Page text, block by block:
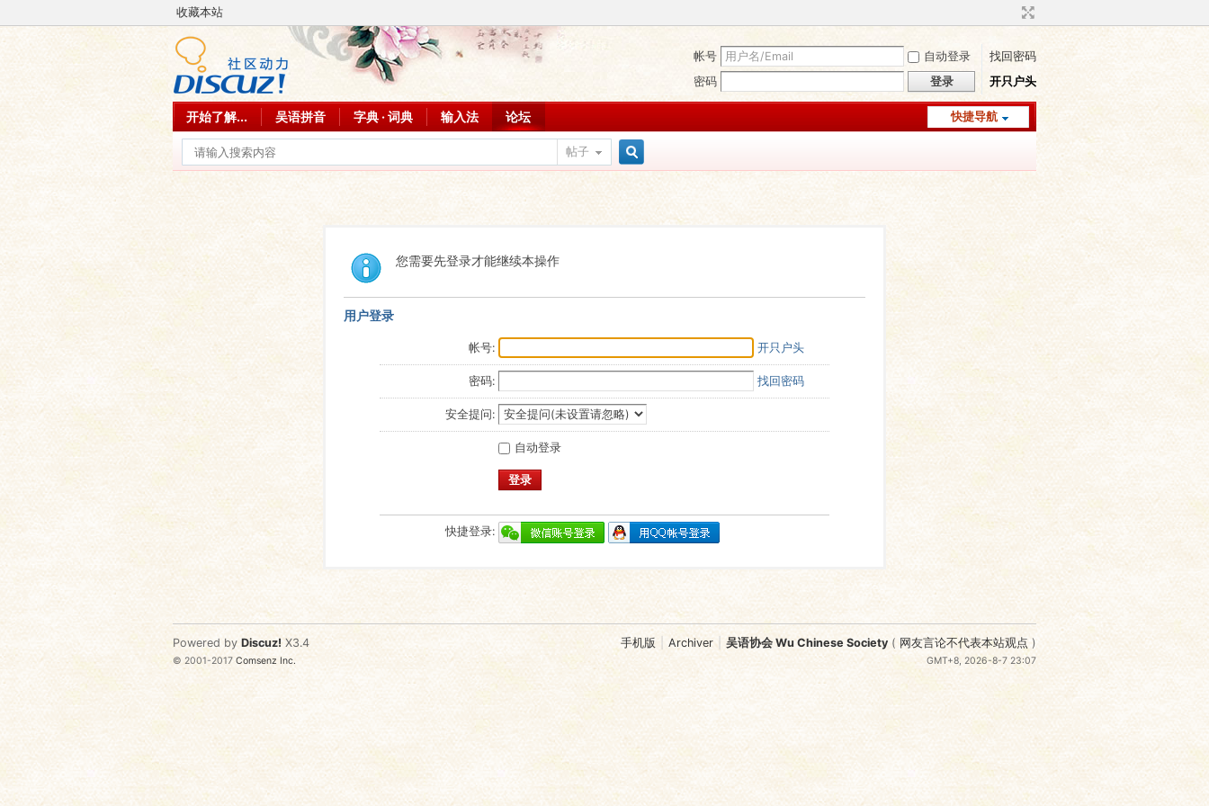
收藏本站
帐号 自动登录
找回密码
密码
登录 开只户头
快捷导航
开始了解... 吴语拼音 字典 · 词典 输入法 论坛
帖子
您需要先登录才能继续本操作
用户登录
帐号: 开只户头
密码: 找回密码
安全提问:
自动登录
登录
快捷登录:
手机版 Archiver 吴语协会 Wu Chinese Society ( 网友言论不代表本站观点 )
GMT+8, 2026-8-7 23:07
Powered by Discuz! X3.4
© 2001-2017Comsenz Inc.